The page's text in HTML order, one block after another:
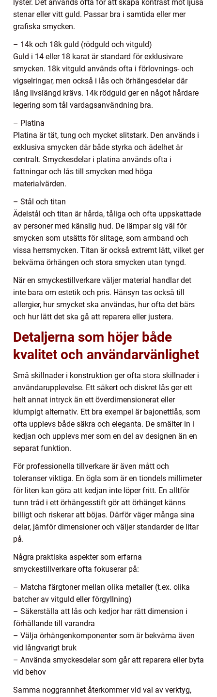
lyster. Det används ofta för att skapa kontrast mot ljusa
stenar eller vitt guld. Passar bra i samtida eller mer
grafiska smycken.
– 14k och 18k guld (rödguld och vitguld)
Guld i 14 eller 18 karat är standard för exklusivare
smycken. 18k vitguld används ofta i förlovnings- och
vigselringar, men också i lås och örhängesdelar där
lång livslängd krävs. 14k rödguld ger en något hårdare
legering som tål vardagsanvändning bra.
– Platina
Platina är tät, tung och mycket slitstark. Den används i
exklusiva smycken där både styrka och ädelhet är
centralt. Smyckesdelar i platina används ofta i
fattningar och lås till smycken med höga
materialvärden.
– Stål och titan
Ädelstål och titan är hårda, tåliga och ofta uppskattade
av personer med känslig hud. De lämpar sig väl för
smycken som utsätts för slitage, som armband och
vissa herrsmycken. Titan är också extremt lätt, vilket ger
bekväma örhängen och stora smycken utan tyngd.
När en smyckestillverkare väljer material handlar det
inte bara om estetik och pris. Hänsyn tas också till
allergier, hur smycket ska användas, hur ofta det bärs
och hur lätt det ska gå att reparera eller justera.
Detaljerna som höjer både
kvalitet och användarvänlighet
Små skillnader i konstruktion ger ofta stora skillnader i
användarupplevelse. Ett säkert och diskret lås ger ett
helt annat intryck än ett överdimensionerat eller
klumpigt alternativ. Ett bra exempel är bajonettlås, som
ofta upplevs både säkra och eleganta. De smälter in i
kedjan och upplevs mer som en del av designen än en
separat funktion.
För professionella tillverkare är även mått och
toleranser viktiga. En ögla som är en tiondels millimeter
för liten kan göra att kedjan inte löper fritt. En alltför
tunn tråd i ett örhängesstift gör att örhänget känns
billigt och riskerar att böjas. Därför väger många sina
delar, jämför dimensioner och väljer standarder de litar
på.
Några praktiska aspekter som erfarna
smyckestillverkare ofta fokuserar på:
– Matcha färgtoner mellan olika metaller (t.ex. olika
batcher av vitguld eller förgyllning)
– Säkerställa att lås och kedjor har rätt dimension i
förhållande till varandra
– Välja örhängenkomponenter som är bekväma även
vid långvarigt bruk
– Använda smyckesdelar som går att reparera eller byta
vid behov
Samma noggrannhet återkommer vid val av verktyg,